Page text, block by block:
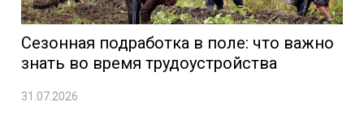
Сезонная подработка в поле: что важно
знать во время трудоустройства
31.07.2026